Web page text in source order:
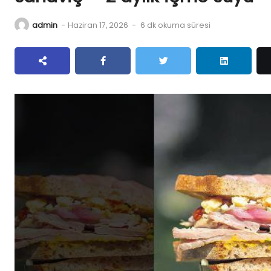
admin - Haziran 17, 2026 - 6 dk okuma süresi